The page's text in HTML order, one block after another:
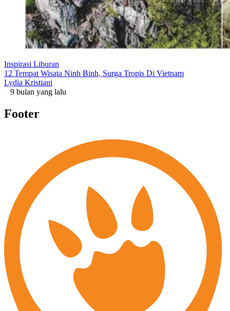
Inspirasi Liburan
12 Tempat Wisata Ninh Binh, Surga Tropis Di Vietnam
Lydia Kristiani
9 bulan yang lalu
Footer